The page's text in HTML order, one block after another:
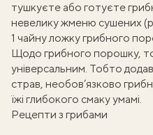
тушкуєте або готуєте
невелику жменю сушених
1 чайну ложку грибного
Щодо грибного порошку,
універсальним. Тобто
страв, необов’язково
їжі глибокого смаку умамі.
Рецепти з грибами